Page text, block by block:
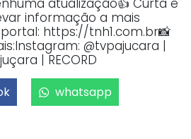
informação a mais
portal: https://tnh1.com.br📸
@tvpajucara |
| RECORD
whatsapp